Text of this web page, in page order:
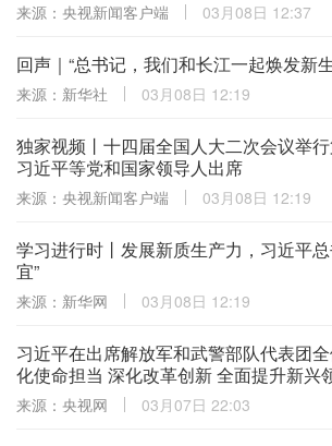
来源：央视新闻客户端 03月08日 12:37
回声｜“总书记，我们和长江一起焕发新
来源：新华社 03月08日 12:19
独家视频丨十四届全国人大二次会议举
习近平等党和国家领导人出席
来源：央视新闻客户端 03月08日 12:19
学习进行时丨发展新质生产力，习近平
宜”
来源：新华网 03月08日 12:19
习近平在出席解放军和武警部队代表团
化使命担当 深化改革创新 全面提升新兴
来源：央视网 03月07日 22:03